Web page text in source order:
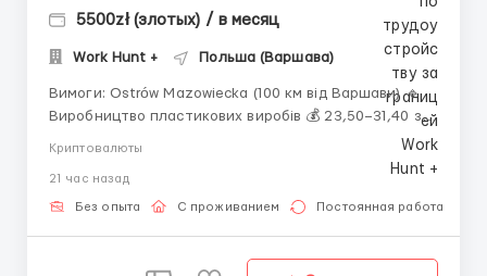
5500zł (злотых) / в месяц
Work Hunt + Польша (Варшава)
Вимоги: Ostrów Mazowiecka (100 км від Варшави) 🔹
Виробництво пластикових виробів 💰 23,50–31,40 зл
нетто/год + премія до 300 зл 👥 Чоловіки, жінки,
сімейні пари (18–55 років) 🕒 Робота у 2–3 зміни 🏠
Житло — 650 зл/міс. Компенсація за власне житло —
400 зл....
Криптовалюты
21 час назад
Без опыта С проживанием Постоянная работа